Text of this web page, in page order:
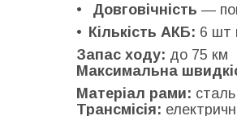
Довговічність —
Кількість АКБ: 6 шт
Запас ходу: до 75 км
Максимальна
Матеріал рами: сталь
Трансмісія: